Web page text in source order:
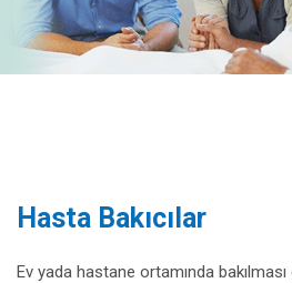
Hasta Bakıcılar
Ev yada hastane ortamında